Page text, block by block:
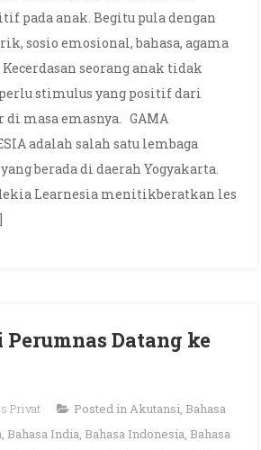
pada anak. Begitu pula dengan
sosio emosional, bahasa, agama
seorang anak tidak
perlu stimulus yang positif dari
masa emasnya. GAMA
adalah salah satu lembaga
berada di daerah Yogyakarta.
Learnesia menitikberatkan les
Datang ke
Privat Posted inAkutansi, Bahasa
, Bahasa India, Bahasa Indonesia, Bahasa